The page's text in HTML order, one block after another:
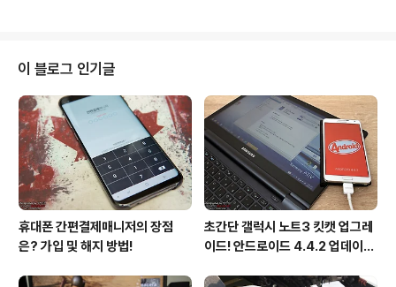
볼링장 나들이!" 충무대대 볼링동아리는 작년 연말 처음 개
설되어 장병들의 취미활동 여건을 보장하고 주말 영외 동
아리 활동 활성화에 앞장서고 있다. 매주 토요일 오전 볼링
동아리 장병들은 부대 인근에 위치한 볼링장을 방문해 자
유로운 분위기에서 저마다의 실력을 뽐내고 있다. 물론 실
력이 뛰어나지 않아도 신청만 하면 누구..
이 블로그 인기글
휴대폰 간편결제매니저의 장점
은? 가입 및 해지 방법!
초간단 갤럭시 노트3 킷캣 업그레
이드! 안드로이드 4.4.2 업데이트